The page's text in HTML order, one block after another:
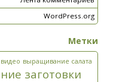
WordPress.org
Метки
выращивание салата
заготовки